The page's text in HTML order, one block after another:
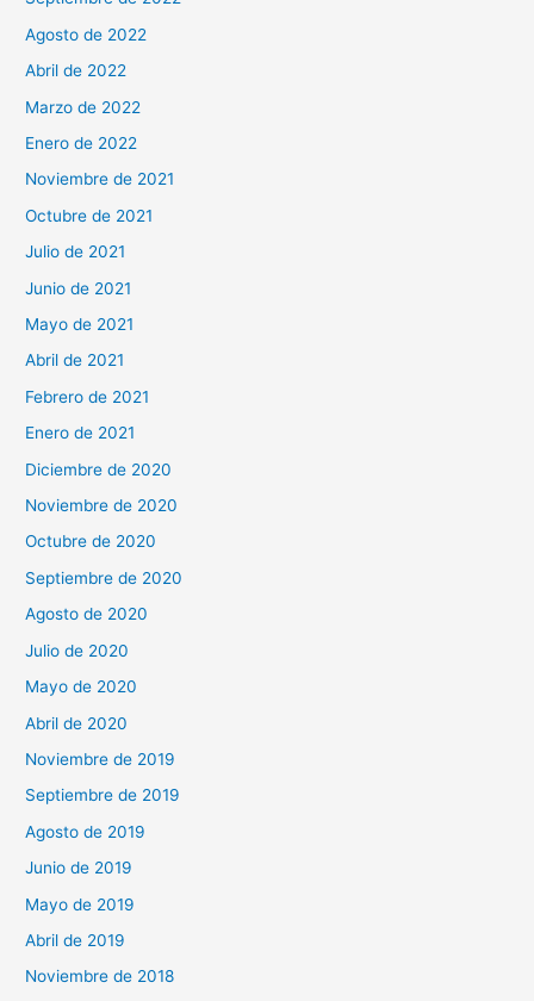
Agosto de 2022
Abril de 2022
Marzo de 2022
Enero de 2022
Noviembre de 2021
Octubre de 2021
Julio de 2021
Junio de 2021
Mayo de 2021
Abril de 2021
Febrero de 2021
Enero de 2021
Diciembre de 2020
Noviembre de 2020
Octubre de 2020
Septiembre de 2020
Agosto de 2020
Julio de 2020
Mayo de 2020
Abril de 2020
Noviembre de 2019
Septiembre de 2019
Agosto de 2019
Junio de 2019
Mayo de 2019
Abril de 2019
Noviembre de 2018